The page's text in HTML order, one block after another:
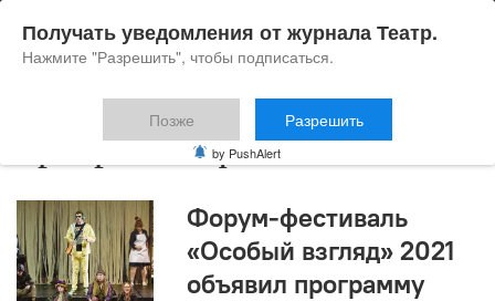
программа фестиваля
Форум-фестиваль
«Особый взгляд» 2021
объявил программу
Получать уведомления от журнала Театр.
Нажмите "Разрешить", чтобы подписаться.
Позже Разрешить
by PushAlert